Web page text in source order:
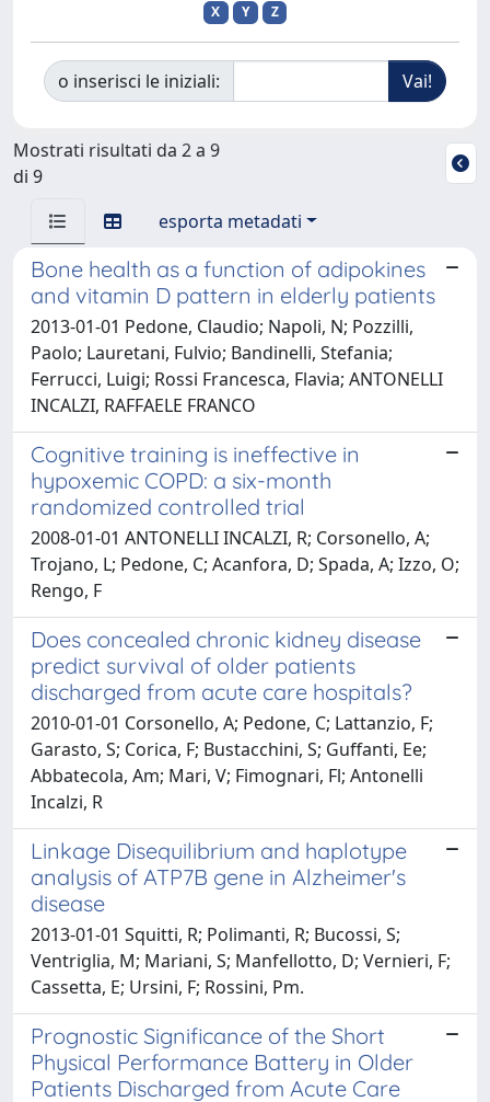
X
Y Z
o inserisci le iniziali:
Mostrati risultati da 2 a 9
di 9
esporta metadati
Bone health as a function of adipokines
and vitamin D pattern in elderly patients
2013-01-01 Pedone, Claudio; Napoli, N; Pozzilli,
Paolo; Lauretani, Fulvio; Bandinelli, Stefania;
Ferrucci, Luigi; Rossi Francesca, Flavia; ANTONELLI
INCALZI, RAFFAELE FRANCO
Cognitive training is ineffective in
hypoxemic COPD: a six-month
randomized controlled trial
2008-01-01 ANTONELLI INCALZI, R; Corsonello, A;
Trojano, L; Pedone, C; Acanfora, D; Spada, A; Izzo, O;
Rengo, F
Does concealed chronic kidney disease
predict survival of older patients
discharged from acute care hospitals?
2010-01-01 Corsonello, A; Pedone, C; Lattanzio, F;
Garasto, S; Corica, F; Bustacchini, S; Guffanti, Ee;
Abbatecola, Am; Mari, V; Fimognari, Fl; Antonelli
Incalzi, R
Linkage Disequilibrium and haplotype
analysis of ATP7B gene in Alzheimer's
disease
2013-01-01 Squitti, R; Polimanti, R; Bucossi, S;
Ventriglia, M; Mariani, S; Manfellotto, D; Vernieri, F;
Cassetta, E; Ursini, F; Rossini, Pm.
Prognostic Significance of the Short
Physical Performance Battery in Older
Patients Discharged from Acute Care